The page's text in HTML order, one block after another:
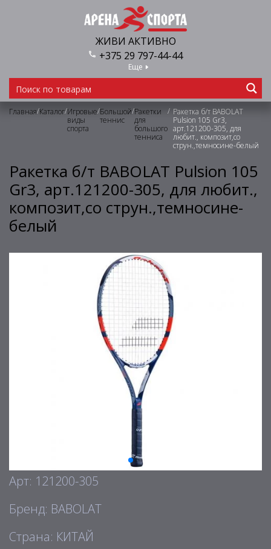
ЖИВИ АКТИВНО
+375 29 797-44-44
Еще
Главная/Каталог/Игровые
виды
спорта
/Большой
теннис
/Ракетки
для
большого
тенниса
/ Ракетка б/т BABOLAT
Pulsion 105 Gr3,
арт.121200-305, для
любит., композит,со
струн.,темносине-белый
Ракетка б/т BABOLAT Pulsion 105
Gr3, арт.121200-305, для любит.,
композит,со струн.,темносине-
белый
Арт: 121200-305
Бренд: BABOLAT
Страна: КИТАЙ